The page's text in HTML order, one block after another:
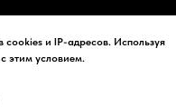
и IP-адресов. Используя
этим условием.
цены вы можете
70-90или в наших